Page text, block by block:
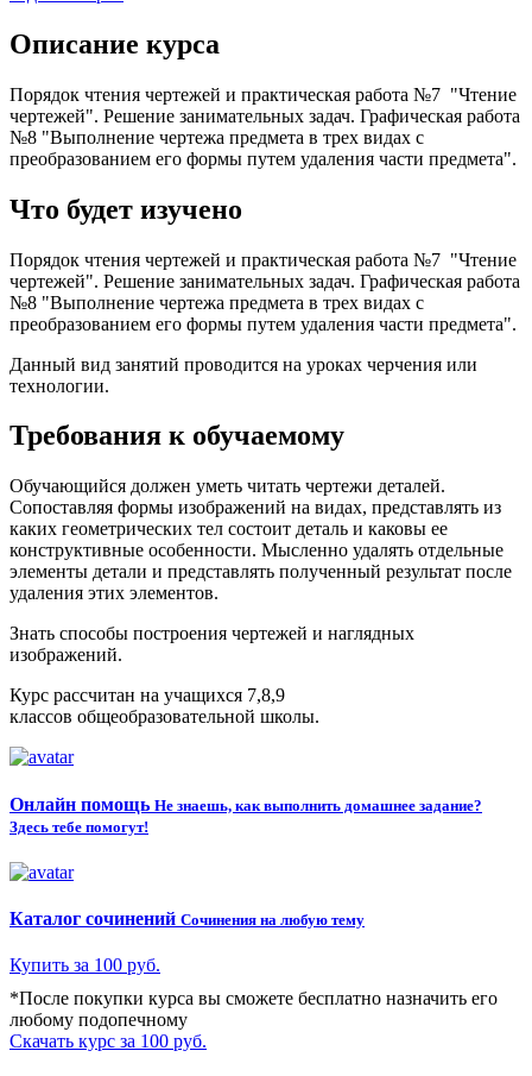
Описание курса
Порядок чтения чертежей и практическая работа №7 "Чтение
чертежей". Решение занимательных задач. Графическая работа
№8 "Выполнение чертежа предмета в трех видах с
преобразованием его формы путем удаления части предмета".
Что будет изучено
Порядок чтения чертежей и практическая работа №7 "Чтение
чертежей". Решение занимательных задач. Графическая работа
№8 "Выполнение чертежа предмета в трех видах с
преобразованием его формы путем удаления части предмета".
Данный вид занятий проводится на уроках черчения или
технологии.
Требования к обучаемому
Обучающийся должен уметь читать чертежи деталей.
Сопоставляя формы изображений на видах, представлять из
каких геометрических тел состоит деталь и каковы ее
конструктивные особенности. Мысленно удалять отдельные
элементы детали и представлять полученный результат после
удаления этих элементов.
Знать способы построения чертежей и наглядных
изображений.
Курс рассчитан на учащихся 7,8,9
классов общеобразовательной школы.
Онлайн помощь Не знаешь, как выполнить домашнее задание?
Здесь тебе помогут!
Каталог сочинений Сочинения на любую тему
Купить за 100 руб.
*После покупки курса вы сможете бесплатно назначить его
любому подопечному
Скачать курс за 100 руб.